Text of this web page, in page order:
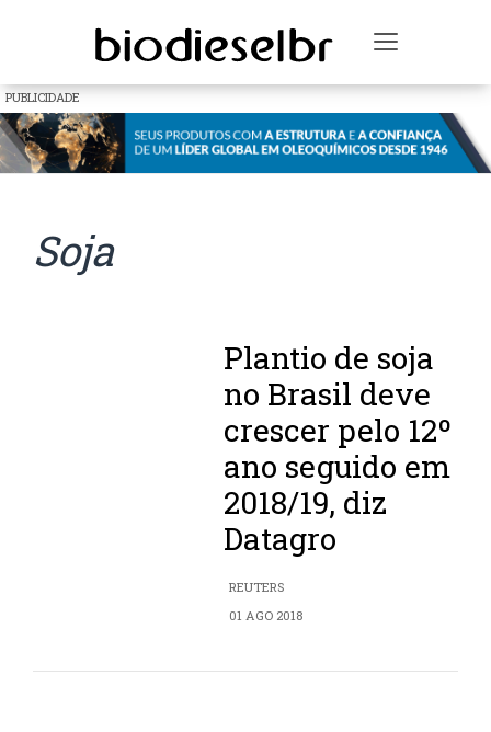
Toggle
PUBLICIDADE
Soja
Plantio de soja
no Brasil deve
crescer pelo 12º
ano seguido em
2018/19, diz
Datagro
REUTERS
01 AGO 2018